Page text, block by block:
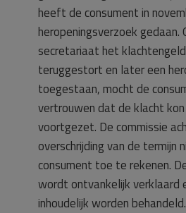
heeft de consument in
heropeningsverzoek gedaan.
secretariaat het
teruggestort en later een
toegestaan, mocht de
vertrouwen dat de klacht
voortgezet. De commissie
overschrijding van de termijn
consument toe te rekenen.
wordt ontvankelijk verklaard
inhoudelijk worden behandeld.